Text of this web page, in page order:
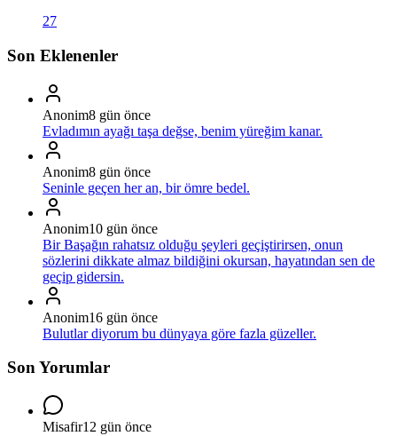
27
Son Eklenenler
Anonim8 gün önce
Evladımın ayağı taşa değse, benim yüreğim kanar.
Anonim8 gün önce
Seninle geçen her an, bir ömre bedel.
Anonim10 gün önce
Bir Başağın rahatsız olduğu şeyleri geçiştirirsen, onun
sözlerini dikkate almaz bildiğini okursan, hayatından sen de
geçip gidersin.
Anonim16 gün önce
Bulutlar diyorum bu dünyaya göre fazla güzeller.
Son Yorumlar
Misafir12 gün önce